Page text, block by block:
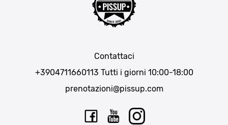
Contattaci
+3904711660113 Tutti i giorni 10:00-18:00
prenotazioni@pissup.com